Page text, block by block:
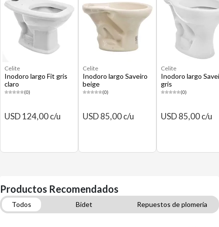
Celite
Inodoro largo Fit gris
claro
(0)
USD 124,00 c/u
Celite
Inodoro largo Saveiro
beige
(0)
USD 85,00 c/u
Celite
Inodoro largo
gris
(0)
USD 85,00 c/u
Productos Recomendados
Todos Bidet
Repuestos de plomería